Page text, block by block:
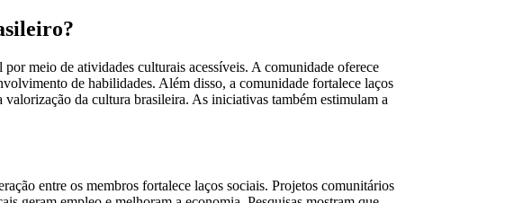
meio de atividades culturais acessíveis. A comunidade oferece
de habilidades. Além disso, a comunidade fortalece laços
da cultura brasileira. As iniciativas também estimulam a
entre os membros fortalece laços sociais. Projetos comunitários